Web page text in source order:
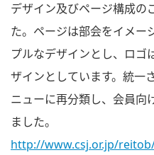
デザイン及びページ構成の
た。ページは部会をイメー
プルなデザインとし、ロゴ
ザインとしています。統一
ニューに再分類し、会員向
ました。
http://www.csj.or.jp/